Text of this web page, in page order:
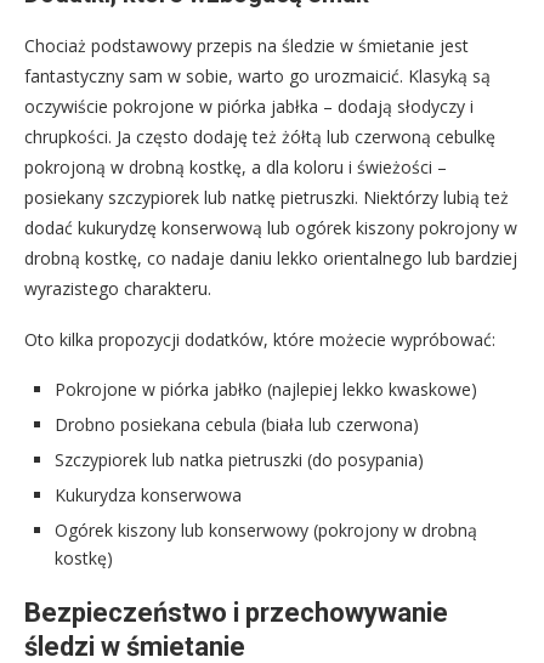
Chociaż podstawowy przepis na śledzie w śmietanie jest
fantastyczny sam w sobie, warto go urozmaicić. Klasyką są
oczywiście pokrojone w piórka jabłka – dodają słodyczy i
chrupkości. Ja często dodaję też żółtą lub czerwoną cebulkę
pokrojoną w drobną kostkę, a dla koloru i świeżości –
posiekany szczypiorek lub natkę pietruszki. Niektórzy lubią też
dodać kukurydzę konserwową lub ogórek kiszony pokrojony w
drobną kostkę, co nadaje daniu lekko orientalnego lub bardziej
wyrazistego charakteru.
Oto kilka propozycji dodatków, które możecie wypróbować:
Pokrojone w piórka jabłko (najlepiej lekko kwaskowe)
Drobno posiekana cebula (biała lub czerwona)
Szczypiorek lub natka pietruszki (do posypania)
Kukurydza konserwowa
Ogórek kiszony lub konserwowy (pokrojony w drobną
kostkę)
Bezpieczeństwo i przechowywanie
śledzi w śmietanie